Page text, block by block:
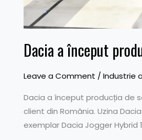
Dacia a început
Leave a Comment / Industrie
Dacia a început producția de
client din România. Uzina
exemplar Dacia Jogger